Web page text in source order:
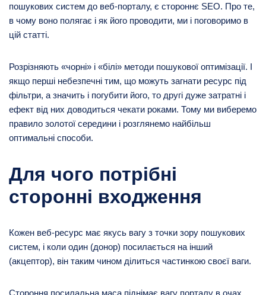
пошукових систем до веб-порталу, є стороннє SEO. Про те,
в чому воно полягає і як його проводити, ми і поговоримо в
цій статті.
Розрізняють «чорні» і «білі» методи пошукової оптимізації. І
якщо перші небезпечні тим, що можуть загнати ресурс під
фільтри, а значить і погубити його, то другі дуже затратні і
ефект від них доводиться чекати роками. Тому ми виберемо
правило золотої середини і розглянемо найбільш
оптимальні способи.
Для чого потрібні
сторонні входження
Кожен веб-ресурс має якусь вагу з точки зору пошукових
систем, і коли один (донор) посилається на інший
(акцептор), він таким чином ділиться частинкою своєї ваги.
Стороння посилальна маса піднімає вагу порталу в очах